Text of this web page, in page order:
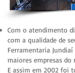
Com o atendimento
com a qualidade de
Ferramentaria
maiores empresas
E assim em 2002 foi